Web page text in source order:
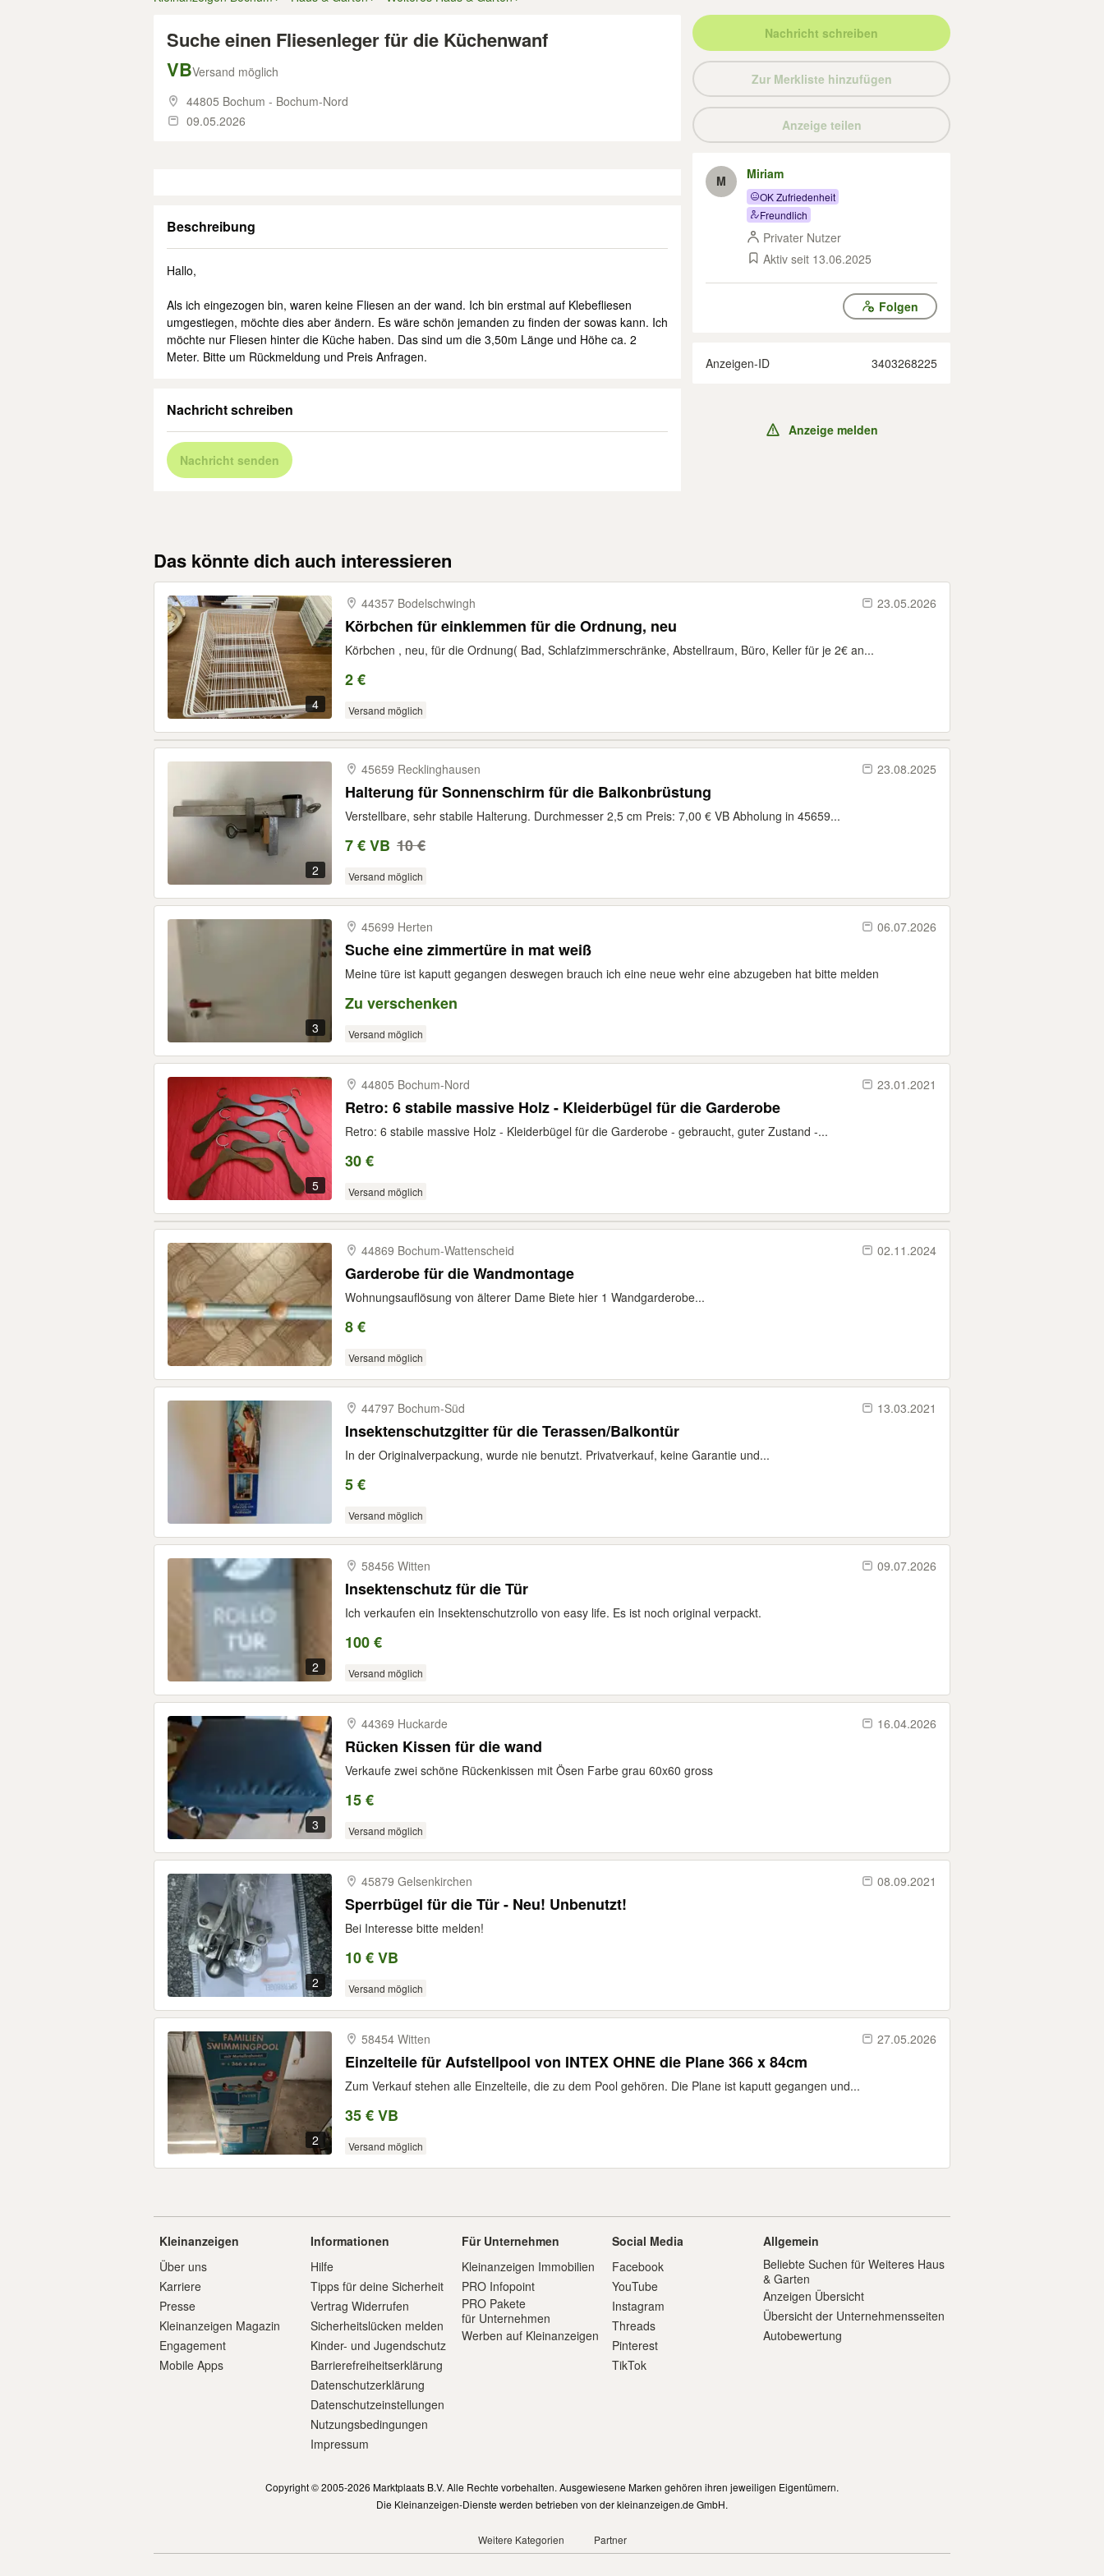
Suche einen Fliesenleger für die Küchenwanf
VBVersand möglich
44805 Bochum - Bochum-Nord
09.05.2026
Beschreibung
Hallo,
Als ich eingezogen bin, waren keine Fliesen an der wand. Ich bin erstmal auf Klebefliesen
umgestiegen, möchte dies aber ändern. Es wäre schön jemanden zu finden der sowas kann. Ich
möchte nur Fliesen hinter die Küche haben. Das sind um die 3,50m Länge und Höhe ca. 2
Meter. Bitte um Rückmeldung und Preis Anfragen.
Nachricht schreiben
Nachricht senden
Nachricht schreiben
Zur Merkliste hinzufügen
Anzeige teilen
M Miriam
OK Zufriedenheit
Freundlich
Privater Nutzer
Aktiv seit 13.06.2025
Folgen
Anzeigen-ID 3403268225
Anzeige melden
Das könnte dich auch interessieren
4
44357 Bodelschwingh 23.05.2026
Körbchen für einklemmen für die Ordnung, neu
Körbchen , neu, für die Ordnung( Bad, Schlafzimmerschränke, Abstellraum, Büro, Keller für je 2€ an...
2 €
Versand möglich
2
45659 Recklinghausen 23.08.2025
Halterung für Sonnenschirm für die Balkonbrüstung
Verstellbare, sehr stabile Halterung. Durchmesser 2,5 cm Preis: 7,00 € VB Abholung in 45659...
7 € VB 10 €
Versand möglich
3
45699 Herten 06.07.2026
Suche eine zimmertüre in mat weiß
Meine türe ist kaputt gegangen deswegen brauch ich eine neue wehr eine abzugeben hat bitte melden
Zu verschenken
Versand möglich
5
44805 Bochum-​Nord 23.01.2021
Retro: 6 stabile massive Holz - Kleiderbügel für die Garderobe
Retro: 6 stabile massive Holz - Kleiderbügel für die Garderobe - gebraucht, guter Zustand -...
30 €
Versand möglich
44869 Bochum-​Wattenscheid 02.11.2024
Garderobe für die Wandmontage
Wohnungsauflösung von älterer Dame Biete hier 1 Wandgarderobe...
8 €
Versand möglich
44797 Bochum-​Süd 13.03.2021
Insektenschutzgitter für die Terassen/Balkontür
In der Originalverpackung, wurde nie benutzt. Privatverkauf, keine Garantie und...
5 €
Versand möglich
2
58456 Witten 09.07.2026
Insektenschutz für die Tür
Ich verkaufen ein Insektenschutzrollo von easy life. Es ist noch original verpackt.
100 €
Versand möglich
3
44369 Huckarde 16.04.2026
Rücken Kissen für die wand
Verkaufe zwei schöne Rückenkissen mit Ösen Farbe grau 60x60 gross
15 €
Versand möglich
2
45879 Gelsenkirchen 08.09.2021
Sperrbügel für die Tür - Neu! Unbenutzt!
Bei Interesse bitte melden!
10 € VB
Versand möglich
2
58454 Witten 27.05.2026
Einzelteile für Aufstellpool von INTEX OHNE die Plane 366 x 84cm
Zum Verkauf stehen alle Einzelteile, die zu dem Pool gehören. Die Plane ist kaputt gegangen und...
35 € VB
Versand möglich
Kleinanzeigen
Über uns
Karriere
Presse
Kleinanzeigen Magazin
Engagement
Mobile Apps
Informationen
Hilfe
Tipps für deine Sicherheit
Vertrag Widerrufen
Sicherheitslücken melden
Kinder- und Jugendschutz
Barrierefreiheitserklärung
Datenschutzerklärung
Datenschutzeinstellungen
Nutzungsbedingungen
Impressum
Für Unternehmen
Kleinanzeigen Immobilien
PRO Infopoint
PRO Pakete
für Unternehmen
Werben auf Kleinanzeigen
Social Media
Facebook
YouTube
Instagram
Threads
Pinterest
TikTok
Allgemein
Beliebte Suchen für Weiteres Haus
& Garten
Anzeigen Übersicht
Übersicht der Unternehmensseiten
Autobewertung
Copyright © 2005-2026 Marktplaats B.V. Alle Rechte vorbehalten. Ausgewiesene Marken gehören ihren jeweiligen Eigentümern.
Die Kleinanzeigen-Dienste werden betrieben von der kleinanzeigen.de GmbH.
Weitere Kategorien Partner